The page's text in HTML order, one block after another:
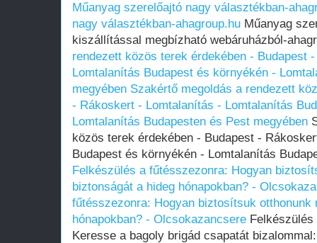
Műanyag szerelőajtó nagy választékban-
nagy választékban-ahagroup.hu Műanyag
kiszállítással megbízható webáruházból-
rendezett közös terek érdekében - Budapest
Lomtalanítás Budapest és környékén -
megyében Szakértő megoldás a rendezett
- Rákoskert - Lomtalanítás - Lomtalanítás
Lomtalanítás Budapesten és Pest megyében
közös terek érdekében - Budapest -
Budapest és környékén - Lomtalanítás
Felkészülés a fűtésszezonra: Hogyan
biztonságát a hideg hónapokban? -
fűtésszezonra: Hogyan biztosítsuk otthonunk
hónapokban? - Olcsokazancsere
Keresse a bagoly brigád csapatát